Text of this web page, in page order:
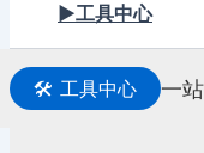
▶工具中心
🛠️ 工具中心 一